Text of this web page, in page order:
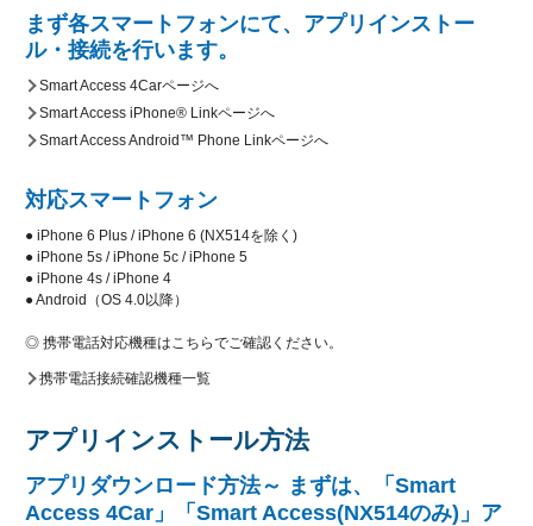
まず各スマートフォンにて、アプリインストー
ル・接続を行います。
Smart Access 4Carページへ
Smart Access iPhone® Linkページへ
Smart Access Android™ Phone Linkページへ
対応スマートフォン
● iPhone 6 Plus / iPhone 6 (NX514を除く)
● iPhone 5s / iPhone 5c / iPhone 5
● iPhone 4s / iPhone 4
● Android（OS 4.0以降）
◎ 携帯電話対応機種はこちらでご確認ください。
携帯電話接続確認機種一覧
アプリインストール方法
アプリダウンロード方法～ まずは、「Smart
Access 4Car」「Smart Access(NX514のみ)」ア